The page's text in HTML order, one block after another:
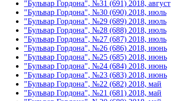
"Бульвар Гордона", №31 (691) 2018, август
"Бульвар Гордона", №30 (690) 2018, июль
"Бульвар Гордона", №29 (689) 2018, июль
"Бульвар Гордона", №28 (688) 2018, июль
"Бульвар Гордона", №27 (687) 2018, июль
"Бульвар Гордона", №26 (686) 2018, июнь
"Бульвар Гордона", №25 (685) 2018, июнь
"Бульвар Гордона", №24 (684) 2018, июнь
"Бульвар Гордона", №23 (683) 2018, июнь
"Бульвар Гордона", №22 (682) 2018, май
"Бульвар Гордона", №21 (681) 2018, май